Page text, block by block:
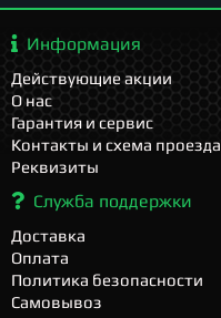
Информация
Действующие акции
О нас
Гарантия и сервис
Контакты и схема проезда
Реквизиты
Служба поддержки
Доставка
Оплата
Политика безопасности
Самовывоз